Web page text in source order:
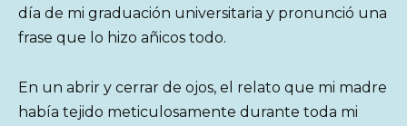
día de mi graduación universitaria y pronunció una
frase que lo hizo añicos todo.
En un abrir y cerrar de ojos, el relato que mi madre
había tejido meticulosamente durante toda mi